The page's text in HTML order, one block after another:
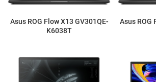
Asus ROG Flow X13 GV301QE-
K6038T
Asus ROG